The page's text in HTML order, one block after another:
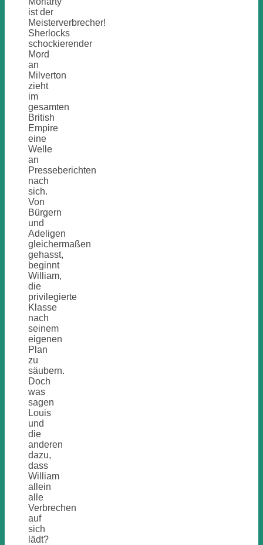
ist der
Meisterverbrecher!
Sherlocks
schockierender
Mord
an
Milverton
zieht
im
gesamten
British
Empire
eine
Welle
an
Presseberichten
nach
sich.
Von
Bürgern
und
Adeligen
gleichermaßen
gehasst,
beginnt
William,
die
privilegierte
Klasse
nach
seinem
eigenen
Plan
zu
säubern.
Doch
was
sagen
Louis
und
die
anderen
dazu,
dass
William
allein
alle
Verbrechen
auf
sich
lädt?